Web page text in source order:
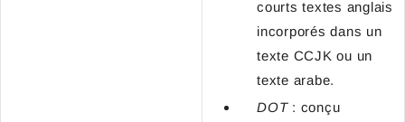
courts textes anglais
incorporés dans un
texte CCJK ou un
texte arabe.
DOT : conçu